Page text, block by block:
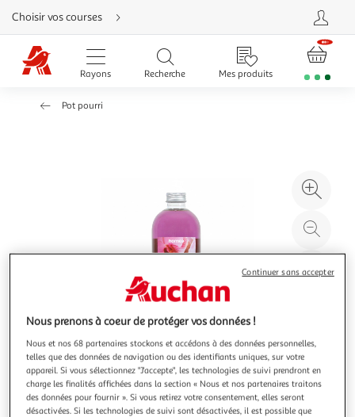
Aller
directement
au
contenu
Aller
directement
Aller
Choisir vos courses
Rayons Recherche Mes produits
Pot pourri
à
Illustration
précédente
Illustration
suivante
Nous prenons à coeur de protéger vos données !
Nous et nos 68 partenaires stockons et accédons à des données personnelles,
telles que des données de navigation ou des identifiants uniques, sur votre
appareil. Si vous sélectionnez "J'accepte", les technologies de suivi prendront en
charge les finalités affichées dans la section « Nous et nos partenaires traitons
des données pour fournir ». Si vous retirez votre consentement, elles seront
désactivées. Si les technologies de suivi sont désactivées, il est possible que
Continuer sans accepter